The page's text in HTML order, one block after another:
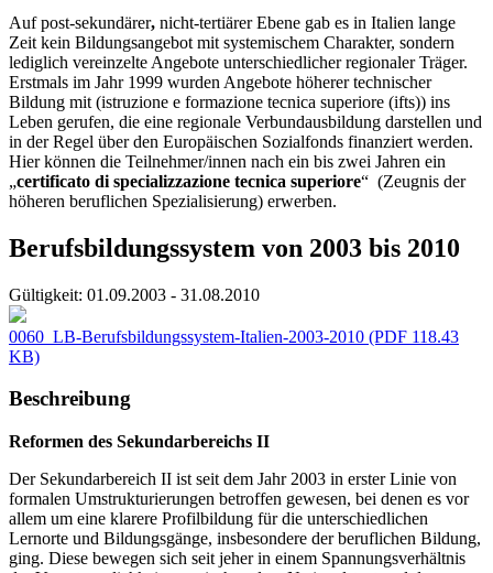
Auf post-sekundärer, nicht-tertiärer Ebene gab es in Italien lange
Zeit kein Bildungsangebot mit systemischem Charakter, sondern
lediglich vereinzelte Angebote unterschiedlicher regionaler Träger.
Erstmals im Jahr 1999 wurden Angebote höherer technischer
Bildung mit (istruzione e formazione tecnica superiore (ifts)) ins
Leben gerufen, die eine regionale Verbundausbildung darstellen und
in der Regel über den Europäischen Sozialfonds finanziert werden.
Hier können die Teilnehmer/innen nach ein bis zwei Jahren ein
„certificato di specializzazione tecnica superiore“ (Zeugnis der
höheren beruflichen Spezialisierung) erwerben.
Berufsbildungssystem von 2003 bis 2010
Gültigkeit: 01.09.2003 - 31.08.2010
0060_LB-Berufsbildungssystem-Italien-2003-2010 (PDF 118.43
KB)
Beschreibung
Reformen des Sekundarbereichs II
Der Sekundarbereich II ist seit dem Jahr 2003 in erster Linie von
formalen Umstrukturierungen betroffen gewesen, bei denen es vor
allem um eine klarere Profilbildung für die unterschiedlichen
Lernorte und Bildungsgänge, insbesondere der beruflichen Bildung,
ging. Diese bewegen sich seit jeher in einem Spannungsverhältnis